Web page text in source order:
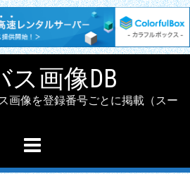
ス画像DB
画像を登録番号ごとに掲載（スー